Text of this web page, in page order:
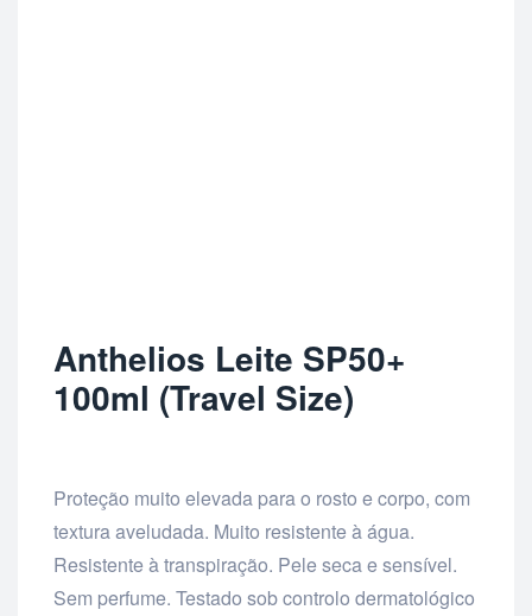
Anthelios Leite SP50+
100ml (Travel Size)
Proteção muito elevada para o rosto e corpo, com
textura aveludada. Muito resistente à água.
Resistente à transpiração. Pele seca e sensível.
Sem perfume. Testado sob controlo dermatológico